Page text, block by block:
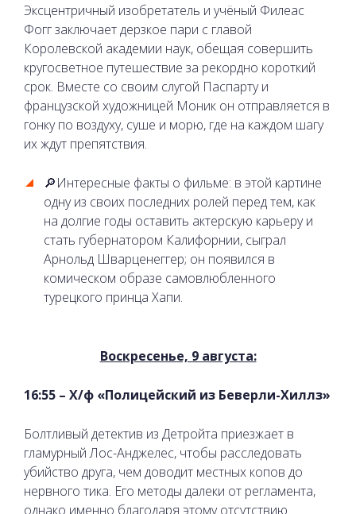
Эксцентричный изобретатель и учёный Филеас
Фогг заключает дерзкое пари с главой
Королевской академии наук, обещая совершить
кругосветное путешествие за рекордно короткий
срок. Вместе со своим слугой Паспарту и
французской художницей Моник он отправляется в
гонку по воздуху, суше и морю, где на каждом шагу
их ждут препятствия.
🔎Интересные факты о фильме: в этой картине
одну из своих последних ролей перед тем, как
на долгие годы оставить актерскую карьеру и
стать губернатором Калифорнии, сыграл
Арнольд Шварценеггер; он появился в
комическом образе самовлюбленного
турецкого принца Хапи.
Воскресенье, 9 августа:
16:55 – Х/ф «Полицейский из Беверли-Хиллз»
Болтливый детектив из Детройта приезжает в
гламурный Лос-Анджелес, чтобы расследовать
убийство друга, чем доводит местных копов до
нервного тика. Его методы далеки от регламента,
однако именно благодаря этому отсутствию